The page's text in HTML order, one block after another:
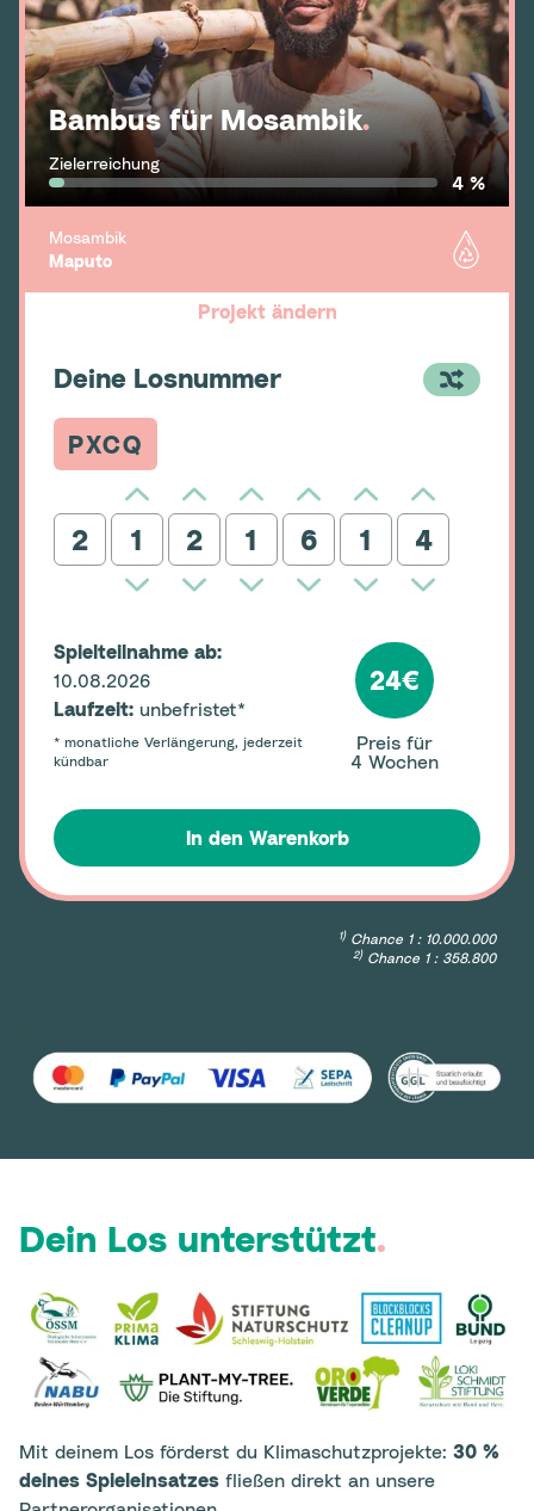
Bambus für Mosambik.
Zielerreichung
4 %
Mosambik
Maputo
Projekt ändern
Deine Losnummer
PXCQ
2
Spielteilnahme ab:
10.08.2026
Laufzeit: unbefristet*
* monatliche Verlängerung, jederzeit
kündbar
24€
Preis für
4 Wochen
In den Warenkorb
1)Chance 1 : 10.000.000
2)Chance 1 : 358.800
Dein Los unterstützt.
Mit deinem Los förderst du Klimaschutzprojekte: 30 %
deines Spieleinsatzes fließen direkt an unsere